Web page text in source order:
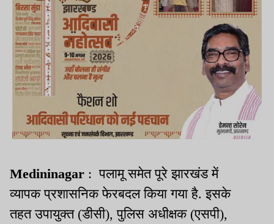
Medininagar : पलामू समेत पूरे झारखंड में
व्यापक प्रशासनिक फेरबदल किया गया है. इसके
तहत उपायुक्त (डीसी), पुलिस अधीक्षक (एसपी),